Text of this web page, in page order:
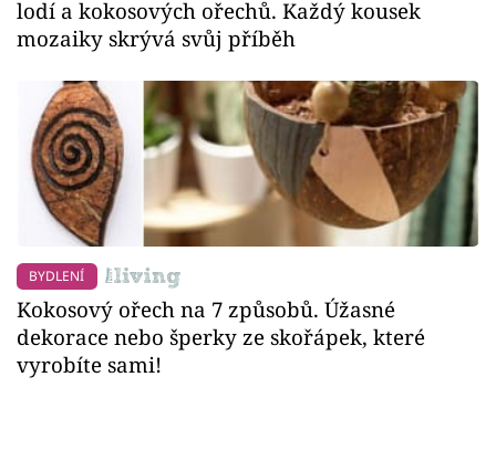
lodí a kokosových ořechů. Každý kousek
mozaiky skrývá svůj příběh
BYDLENÍ
Kokosový ořech na 7 způsobů. Úžasné
dekorace nebo šperky ze skořápek, které
vyrobíte sami!